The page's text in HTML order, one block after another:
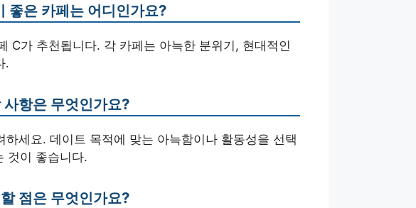
좋은 카페는 어디인가요?
C가 추천됩니다. 각 카페는 아늑한 분위기, 현대적인
.
항은 무엇인가요?
세요. 데이트 목적에 맞는 아늑함이나 활동성을 선택
것이 좋습니다.
점은 무엇인가요?